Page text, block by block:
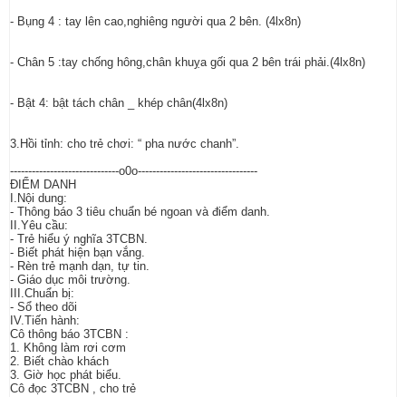
- Bụng 4 : tay lên cao,nghiêng người qua 2 bên. (4lx8n)
- Chân 5 :tay chống hông,chân khuỵa gối qua 2 bên trái phải.(4lx8n)
- Bật 4: bật tách chân _ khép chân(4lx8n)
3.Hồi tỉnh: cho trẻ chơi: “ pha nước chanh”.
------------------------------o0o---------------------------------
ĐIỂM DANH
I.Nội dung:
- Thông báo 3 tiêu chuẩn bé ngoan và điểm danh.
II.Yêu cầu:
- Trẻ hiểu ý nghĩa 3TCBN.
- Biết phát hiện bạn vắng.
- Rèn trẻ mạnh dạn, tự tin.
- Giáo dục môi trường.
III.Chuẩn bị:
- Sổ theo dõi
IV.Tiến hành:
Cô thông báo 3TCBN :
1. Không làm rơi cơm
2. Biết chào khách
3. Giờ học phát biểu.
Cô đọc 3TCBN , cho trẻ